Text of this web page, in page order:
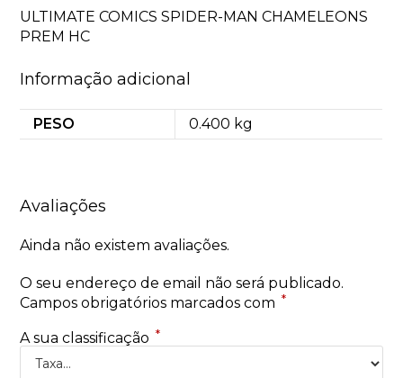
ULTIMATE COMICS SPIDER-MAN CHAMELEONS
PREM HC
Informação adicional
PESO 0.400 kg
Avaliações
Ainda não existem avaliações.
O seu endereço de email não será publicado.
Campos obrigatórios marcados com *
A sua classificação *